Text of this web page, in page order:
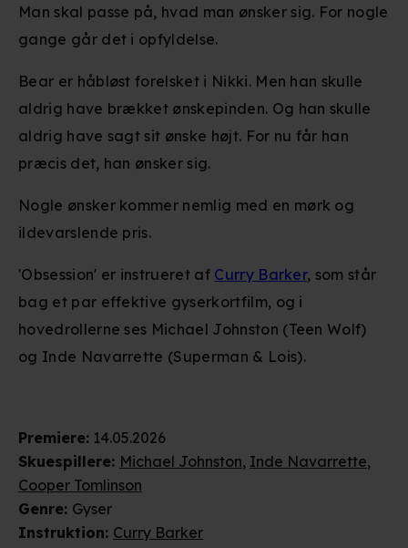
Premiere: 14.05.2026
Skuespillere: Michael Johnston, Inde Navarrette,
Cooper Tomlinson
Genre: Gyser
Instruktion: Curry Barker
Man skal passe på, hvad man ønsker sig. For nogle
gange går det i opfyldelse.
Bear er håbløst forelsket i Nikki. Men han skulle
aldrig have brækket ønskepinden. Og han skulle
aldrig have sagt sit ønske højt. For nu får han
præcis det, han ønsker sig.
Nogle ønsker kommer nemlig med en mørk og
ildevarslende pris.
'Obsession' er instrueret af Curry Barker, som står
bag et par effektive gyserkortfilm, og i
hovedrollerne ses Michael Johnston (Teen Wolf)
og Inde Navarrette (Superman & Lois).